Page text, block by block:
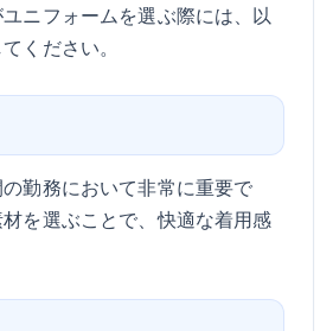
ニフォームを選ぶ際には、以
ください。
勤務において非常に重要で
を選ぶことで、快適な着用感